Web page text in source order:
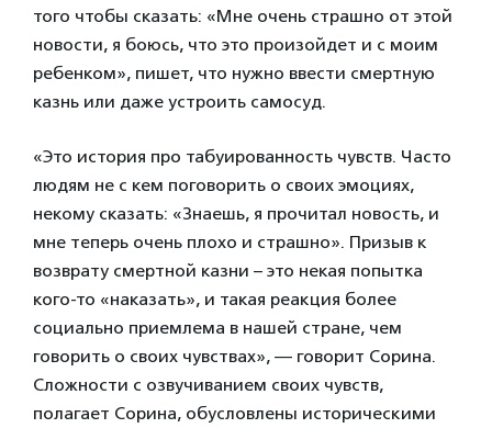
того чтобы сказать: «Мне очень страшно от этой
новости, я боюсь, что это произойдет и с моим
ребенком», пишет, что нужно ввести смертную
казнь или даже устроить самосуд.
«Это история про табуированность чувств. Часто
людям не с кем поговорить о своих эмоциях,
некому сказать: «Знаешь, я прочитал новость, и
мне теперь очень плохо и страшно». Призыв к
возврату смертной казни – это некая попытка
кого-то «наказать», и такая реакция более
социально приемлема в нашей стране, чем
говорить о своих чувствах», — говорит Сорина.
Сложности с озвучиванием своих чувств,
полагает Сорина, обусловлены историческими